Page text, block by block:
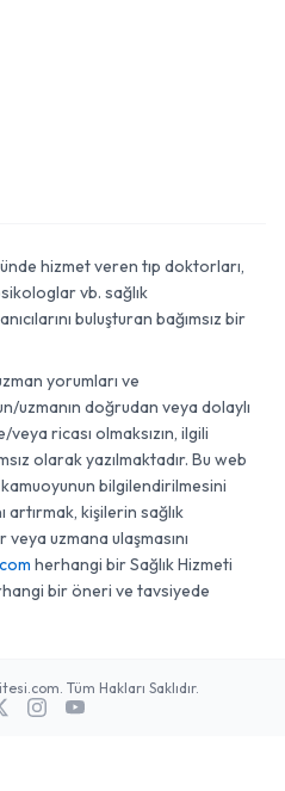
hizmet veren tıp doktorları,
vb. sağlık
buluşturan bağımsız bir
yorumları ve
doğrudan veya dolaylı
ricası olmaksızın, ilgili
olarak yazılmaktadır. Bu web
kamuoyunun bilgilendirilmesini
artırmak, kişilerin sağlık
uzmana ulaşmasını
herhangi bir Sağlık Hizmeti
bir öneri ve tavsiyede
Tüm Hakları Saklıdır.